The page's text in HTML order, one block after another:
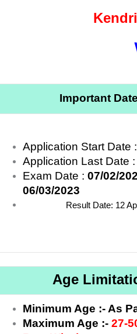
Important
Application Start Date :
Application Last Date :
Exam Date : 07/02/
06/03/2023
Result Date: 12
Age
Minimum Age :- As
Maximum Age :- 27-